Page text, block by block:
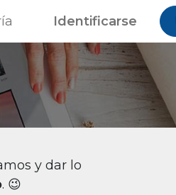
Identificarse
y dar lo
. 😉